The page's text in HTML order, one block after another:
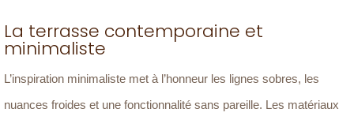
La terrasse contemporaine et
minimaliste
L’inspiration minimaliste met à l’honneur les lignes sobres, les
nuances froides et une fonctionnalité sans pareille. Les matériaux